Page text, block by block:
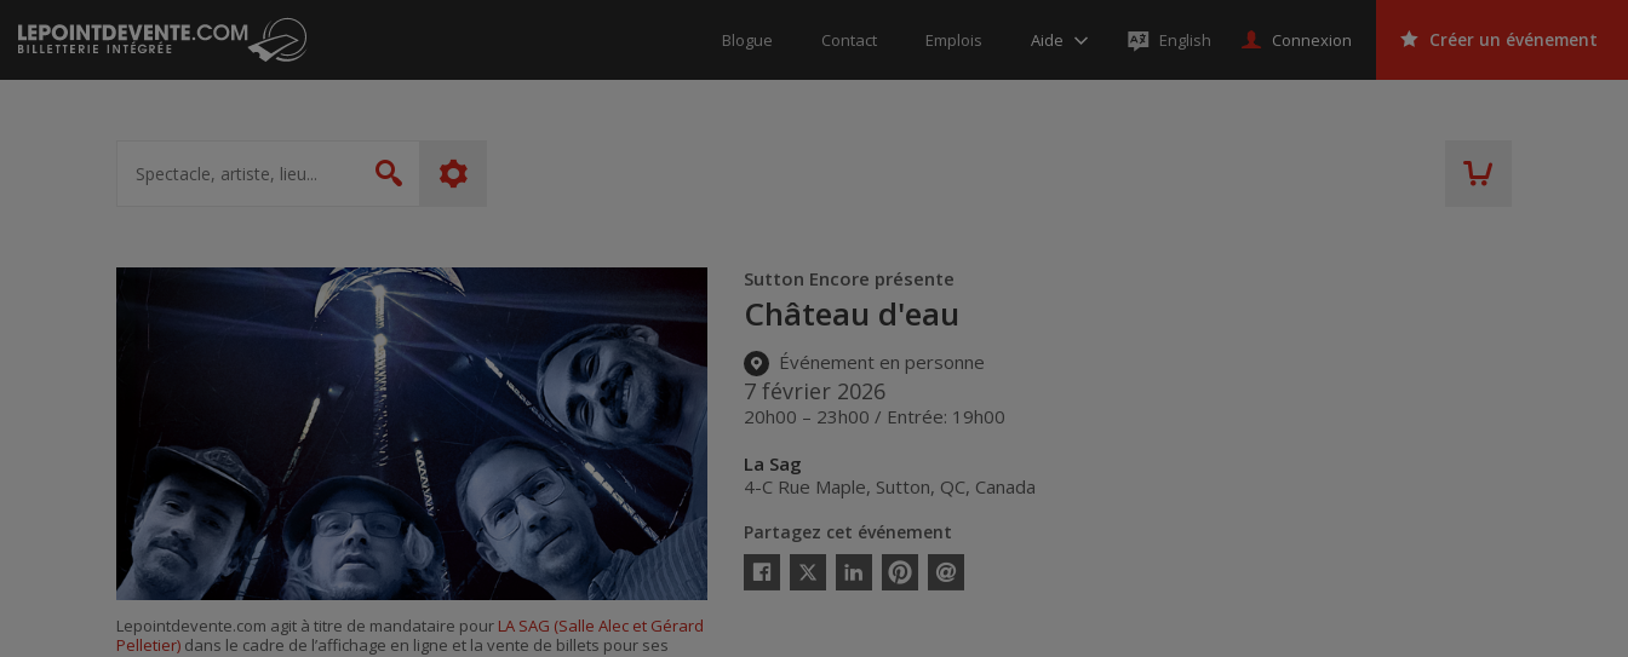
Passer
au
contenu
Blogue Contact Emplois Aide English Connexion Créer un événement
artiste,
lieu...
Rechercher
Sutton Encore présente
Château d'eau
Événement en personne
7 février 2026
20h00 – 23h00 / Entrée: 19h00
La Sag
4-C Rue Maple, Sutton, QC, Canada
Partagez cet événement
Facebook
Twitter
LinkedinPinterestEnvoyer
Lepointdevente.com agit à titre de mandataire pour LA SAG (Salle Alec et Gérard
Pelletier) dans le cadre de l’affichage en ligne et la vente de billets pour ses